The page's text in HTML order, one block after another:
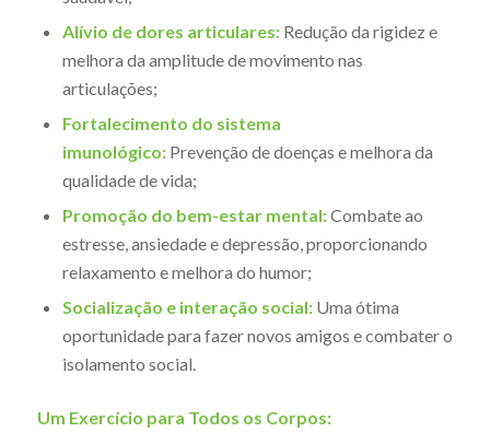
Alívio de dores articulares:Redução da rigidez e
melhora da amplitude de movimento nas
articulações;
Fortalecimento do sistema
imunológico:Prevenção de doenças e melhora da
qualidade de vida;
Promoção do bem-estar mental:Combate ao
estresse, ansiedade e depressão, proporcionando
relaxamento e melhora do humor;
Socialização e interação social:Uma ótima
oportunidade para fazer novos amigos e combater o
isolamento social.
Um Exercício para Todos os Corpos: